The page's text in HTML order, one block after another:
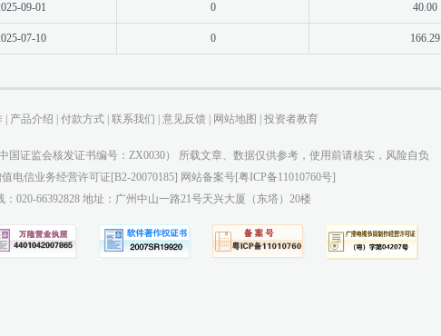
09-01 0 40.00
07-10 0 166.29
产品介绍 付款方式 联系我们 意见反馈 网站地图 投资者教育
证监会核发证书编号：ZX0030） 所载文章、数据仅供参考，使用前请核实，风险自负
电信业务经营许可证[B2-20070185] 网站备案号[粤ICP备11010760号]
：020-66392828 地址：广州中山一路21号天兴大厦（东塔）20楼